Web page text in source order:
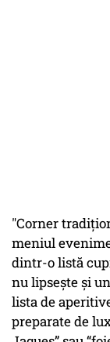
"Corner
meniul
dintr-o listă
nu lipseşte şi
lista de
preparate de